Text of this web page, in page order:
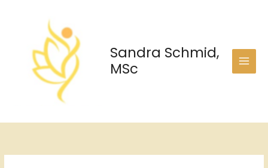
Sandra Schmid,
MSc